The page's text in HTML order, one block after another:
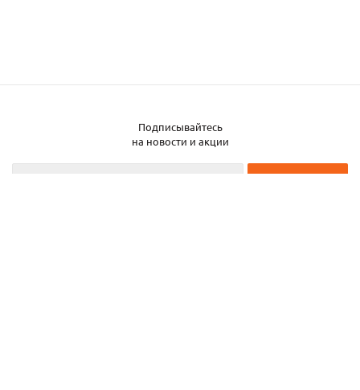
Подписывайтесь
на новости и акции